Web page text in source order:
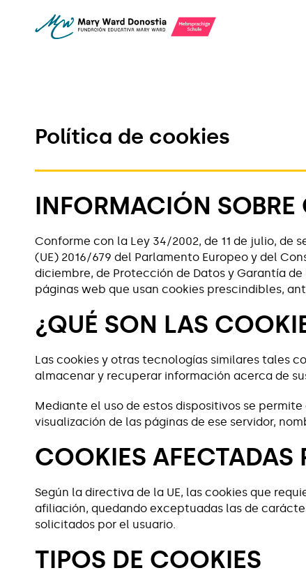
Política de cookies
INFORMACIÓN SOBRE
Conforme con la Ley 34/2002, de 11 de julio, de
(UE) 2016/679 del Parlamento Europeo y del
diciembre, de Protección de Datos y Garantía
páginas web que usan cookies prescindibles,
¿QUÉ SON LAS
Las cookies y otras tecnologías similares tales
almacenar y recuperar información acerca de
Mediante el uso de estos dispositivos se
visualización de las páginas de ese servidor,
COOKIES AFECTADAS
Según la directiva de la UE, las cookies que
afiliación, quedando exceptuadas las de
solicitados por el usuario.
TIPOS DE COOKIES